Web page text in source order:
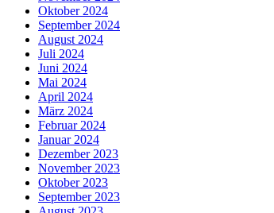
Oktober 2024
September 2024
August 2024
Juli 2024
Juni 2024
Mai 2024
April 2024
März 2024
Februar 2024
Januar 2024
Dezember 2023
November 2023
Oktober 2023
September 2023